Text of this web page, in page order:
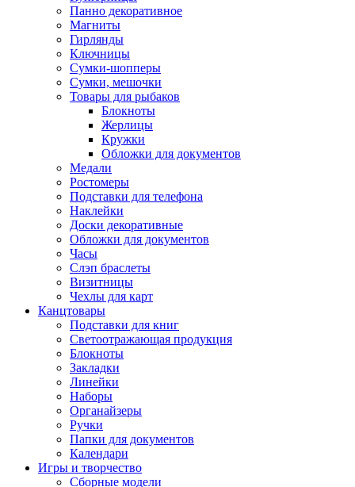
Панно декоративное
Магниты
Гирлянды
Ключницы
Сумки-шопперы
Сумки, мешочки
Товары для рыбаков
Блокноты
Жерлицы
Кружки
Обложки для документов
Медали
Ростомеры
Подставки для телефона
Наклейки
Доски декоративные
Обложки для документов
Часы
Слэп браслеты
Визитницы
Чехлы для карт
Канцтовары
Подставки для книг
Светоотражающая продукция
Блокноты
Закладки
Линейки
Наборы
Органайзеры
Ручки
Папки для документов
Календари
Игры и творчество
Сборные модели